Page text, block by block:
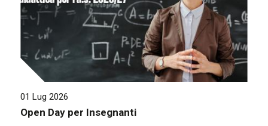
01 Lug 2026
Open Day per Insegnanti